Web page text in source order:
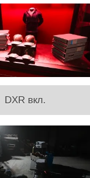
DXR вкл.